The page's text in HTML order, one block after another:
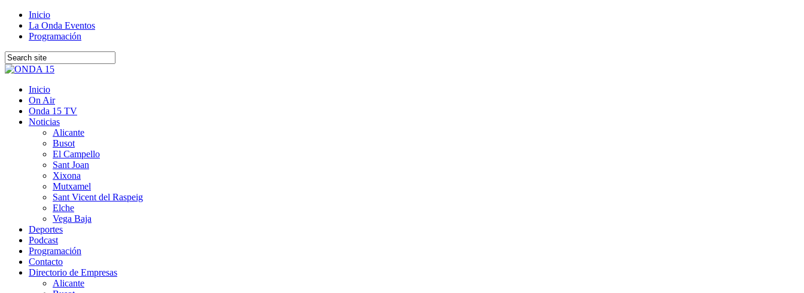
Inicio
La Onda Eventos
Programación
Inicio
On Air
Onda 15 TV
Noticias
Alicante
Busot
El Campello
Sant Joan
Xixona
Mutxamel
Sant Vicent del Raspeig
Elche
Vega Baja
Deportes
Podcast
Programación
Contacto
Directorio de Empresas
Alicante